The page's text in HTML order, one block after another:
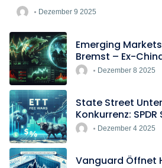
Dezember 9 2025
Emerging
Bremst – Ex-
BoomenDezember 8 2025
State Street
Konkurrenz: SPDR
EuropasDezember 4 2025
Vanguard Öffnet